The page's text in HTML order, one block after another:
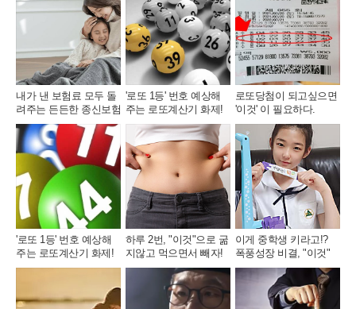
내가 낸 보험료 모두 돌
려주는 든든한 종신보험
'로또 1등' 번호 예상해
주는 로또계산기 화제!
로또당첨이 되고싶으면
'이것' 이 필요하다.
'로또 1등' 번호 예상해
주는 로또계산기 화제!
하루 2번, "이것"으로 굶
지않고 먹으면서 빼자!
이게 중학생 키라고!?
폭풍성장 비결, "이것"